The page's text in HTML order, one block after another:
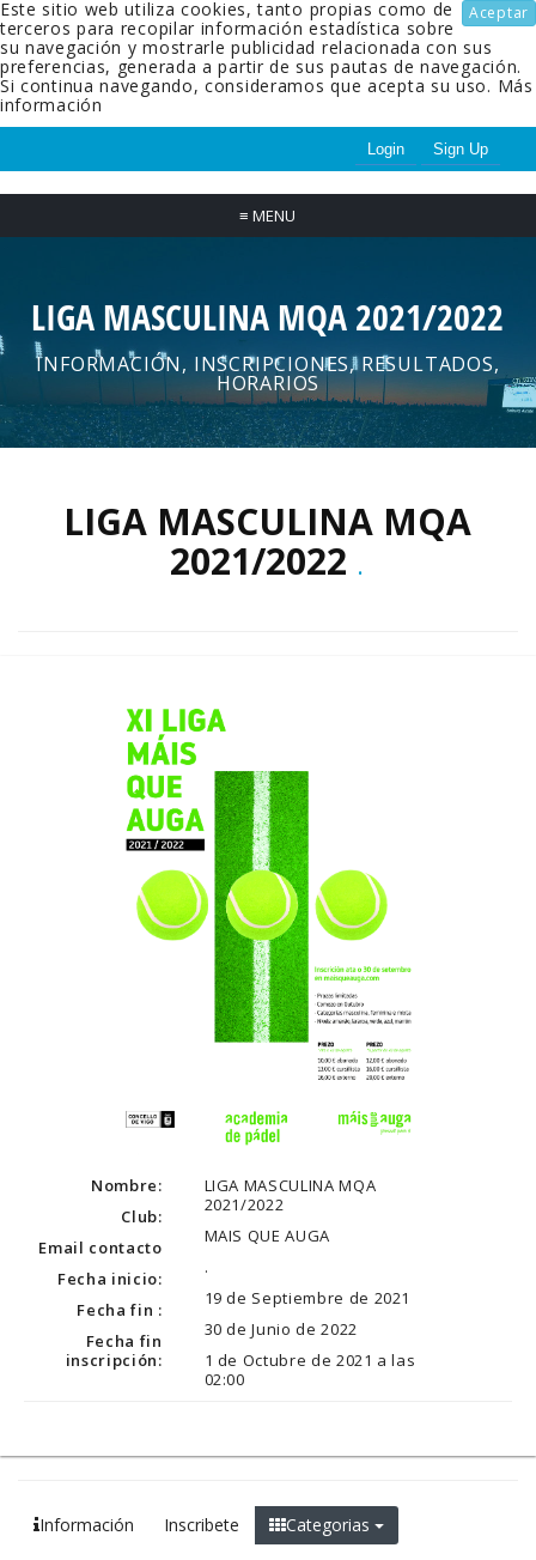
Aceptar
Este sitio web utiliza cookies, tanto propias como de
terceros para recopilar información estadística sobre
su navegación y mostrarle publicidad relacionada con sus
preferencias, generada a partir de sus pautas de navegación.
Si continua navegando, consideramos que acepta su uso. Más
información
Login Sign Up
≡ MENU
LIGA MASCULINA MQA 2021/2022
INFORMACIÓN, INSCRIPCIONES, RESULTADOS,
HORARIOS
LIGA MASCULINA MQA
2021/2022 .
Nombre:
Club:
Email contacto
Fecha inicio:
Fecha fin :
Fecha fin
inscripción:
LIGA MASCULINA MQA
2021/2022
MAIS QUE AUGA
.
19 de Septiembre de 2021
30 de Junio de 2022
1 de Octubre de 2021 a las
02:00
Información Inscribete Categorias